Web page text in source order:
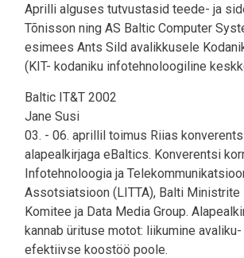
Aprilli alguses tutvustasid teede- ja
Tõnisson ning AS Baltic Computer
esimees Ants Sild avalikkusele
(KIT- kodaniku infotehnoloogiline
Baltic IT&T 2002
Jane Susi
03. - 06. aprillil toimus Riias
alapealkirjaga eBaltics. Konverentsi
Infotehnoloogia ja
Assotsiatsioon (LITTA), Balti Ministrite
Komitee ja Data Media Group.
kannab ürituse motot: liikumine
efektiivse koostöö poole.